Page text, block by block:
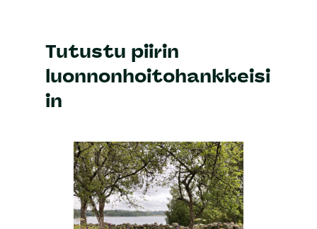
Tutustu piirin
luonnonhoitohankkeisi
in